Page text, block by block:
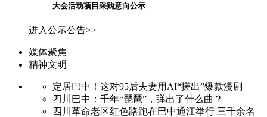
大会活动项目采购意向公示
进入公示公告>>
媒体聚焦
精神文明
定居巴中！这对95后夫妻用AI“搓出”爆款漫剧
四川巴中：千年“琵琶”，弹出了什么曲？
四川革命老区红色路跑在巴中通江举行 三千余名